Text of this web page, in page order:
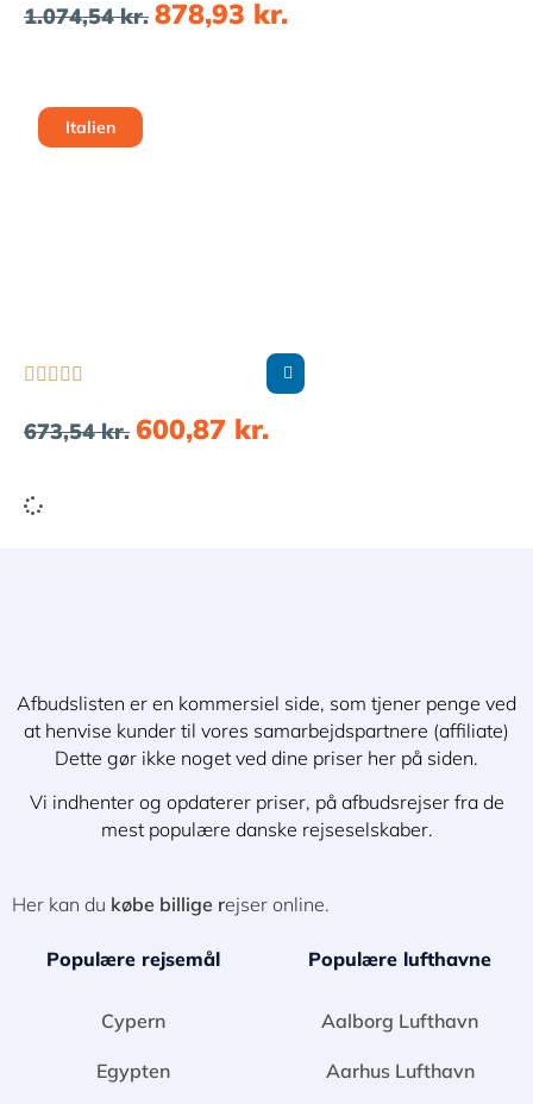
1.074,54kr. 878,93 kr.
Italien
    
673,54kr. 600,87 kr.
Afbudslisten er en kommersiel side, som tjener penge ved
at henvise kunder til vores samarbejdspartnere (affiliate)
Dette gør ikke noget ved dine priser her på siden.
Vi indhenter og opdaterer priser, på afbudsrejser fra de
mest populære danske rejseselskaber.
Her kan du købe billige rejser online.
Populære rejsemål
Cypern
Egypten
Populære lufthavne
Aalborg Lufthavn
Aarhus Lufthavn